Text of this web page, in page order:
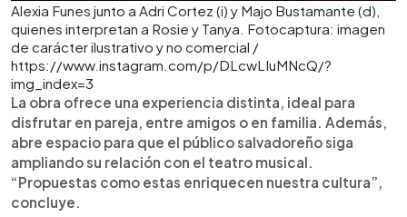
Alexia Funes junto a Adri Cortez (i) y Majo Bustamante (d),
quienes interpretan a Rosie y Tanya. Fotocaptura: imagen
de carácter ilustrativo y no comercial /
https://www.instagram.com/p/DLcwLIuMNcQ/?
img_index=3
La obra ofrece una experiencia distinta, ideal para
disfrutar en pareja, entre amigos o en familia. Además,
abre espacio para que el público salvadoreño siga
ampliando su relación con el teatro musical.
“Propuestas como estas enriquecen nuestra cultura”,
concluye.